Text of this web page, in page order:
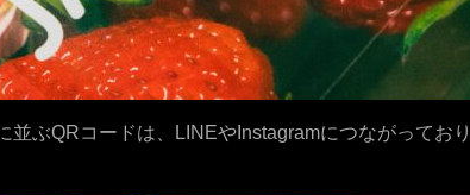
ぶQRコードは、LINEやInstagramにつながってお